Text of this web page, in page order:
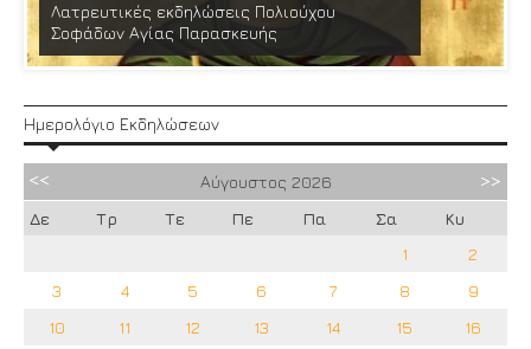
Λατρευτικές εκδηλώσεις Πολιούχου
Σοφάδων Αγίας Παρασκευής
Ημερολόγιο Εκδηλώσεων
Αύγουστος 2026
Δε
Τρ Τε Πε Πα Σα
Κυ
1
2
3
4 5 6 7 8
9
10
11 12 13 14 15
16